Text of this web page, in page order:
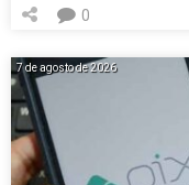
0
7 de agosto de 2026